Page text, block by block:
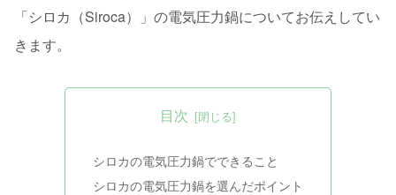
「シロカ（Siroca）」の電気圧力鍋についてお伝えしてい
きます。
目次
シロカの電気圧力鍋でできること
シロカの電気圧力鍋を選んだポイント